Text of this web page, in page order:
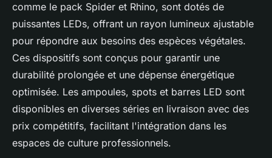
comme le pack Spider et Rhino, sont dotés de
puissantes LEDs, offrant un rayon lumineux ajustable
pour répondre aux besoins des espèces végétales.
Ces dispositifs sont conçus pour garantir une
durabilité prolongée et une dépense énergétique
optimisée. Les ampoules, spots et barres LED sont
disponibles en diverses séries en livraison avec des
prix compétitifs, facilitant l'intégration dans les
espaces de culture professionnels.